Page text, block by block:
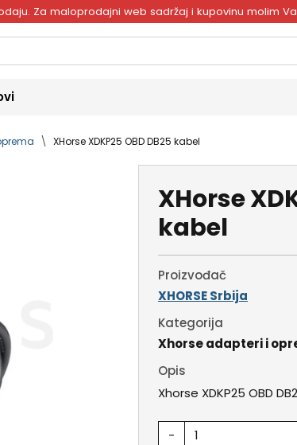
Za maloprodajni web sadržaj i kupovinu molim
XHorse XDKP25 OBD DB25 kabel
XHorse
kabel
Proizvođač
XHORSE Srbija
Kategorija
Xhorse adapteri i
Opis
Xhorse XDKP25 OBD
-